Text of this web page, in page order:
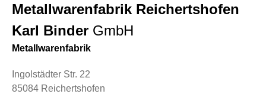
Metallwarenfabrik Reichertshofen
Karl Binder GmbH
Metallwarenfabrik
Ingolstädter Str. 22
85084 Reichertshofen